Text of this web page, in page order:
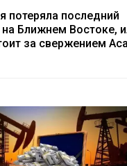
потеряла последний
на Ближнем Востоке,
за свержением